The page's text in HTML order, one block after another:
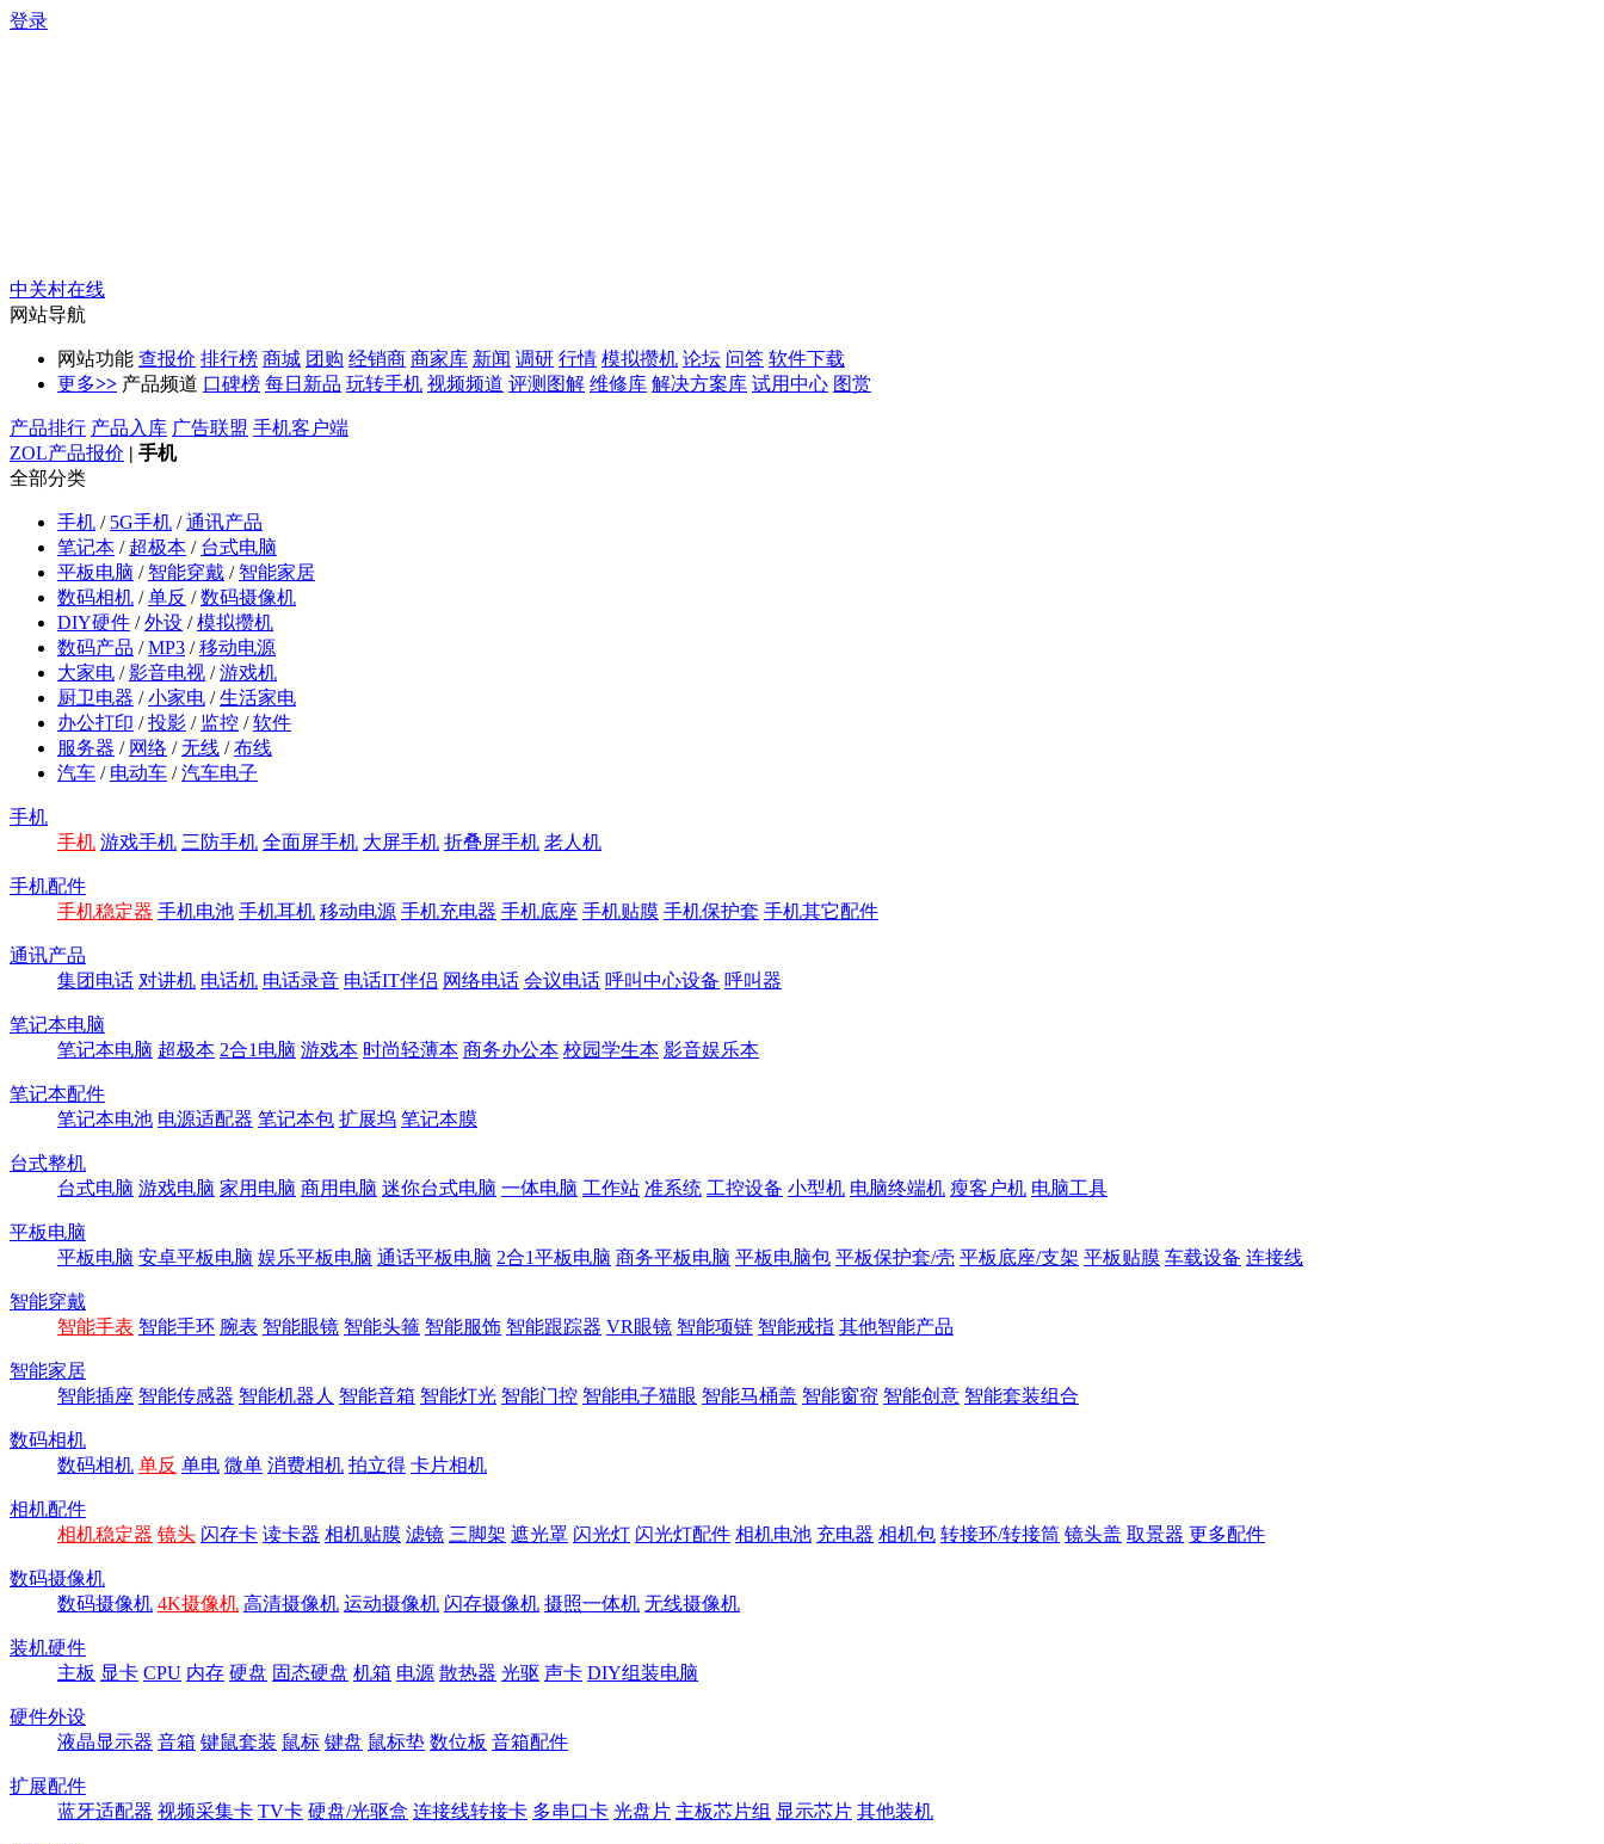
登录
中关村在线
网站导航
网站功能 查报价 排行榜 商城 团购 经销商 商家库 新闻 调研 行情 模拟攒机 论坛 问答 软件下载
更多>> 产品频道 口碑榜 每日新品 玩转手机 视频频道 评测图解 维修库 解决方案库 试用中心 图赏
产品排行 产品入库 广告联盟 手机客户端
ZOL产品报价 | 手机
全部分类
手机 / 5G手机 /通讯产品
笔记本 / 超极本 / 台式电脑
平板电脑 / 智能穿戴 / 智能家居
数码相机 /单反 /数码摄像机
DIY硬件 /外设 /模拟攒机
数码产品 /MP3 /移动电源
大家电 /影音电视 /游戏机
厨卫电器 /小家电 /生活家电
办公打印 /投影 / 监控 /软件
服务器 / 网络 /无线 /布线
汽车 / 电动车 /汽车电子
手机
手机 游戏手机 三防手机 全面屏手机 大屏手机 折叠屏手机 老人机
手机配件
手机稳定器 手机电池 手机耳机 移动电源 手机充电器 手机底座 手机贴膜 手机保护套 手机其它配件
通讯产品
集团电话 对讲机 电话机 电话录音 电话IT伴侣 网络电话 会议电话 呼叫中心设备 呼叫器
笔记本电脑
笔记本电脑 超极本 2合1电脑 游戏本 时尚轻薄本 商务办公本 校园学生本 影音娱乐本
笔记本配件
笔记本电池 电源适配器 笔记本包 扩展坞 笔记本膜
台式整机
台式电脑 游戏电脑 家用电脑 商用电脑 迷你台式电脑 一体电脑 工作站 准系统 工控设备 小型机 电脑终端机 瘦客户机 电脑工具
平板电脑
平板电脑 安卓平板电脑 娱乐平板电脑 通话平板电脑 2合1平板电脑 商务平板电脑 平板电脑包 平板保护套/壳 平板底座/支架 平板贴膜 车载设备 连接线
智能穿戴
智能手表 智能手环 腕表 智能眼镜 智能头箍 智能服饰 智能跟踪器 VR眼镜 智能项链 智能戒指 其他智能产品
智能家居
智能插座 智能传感器 智能机器人 智能音箱 智能灯光 智能门控 智能电子猫眼 智能马桶盖 智能窗帘 智能创意 智能套装组合
数码相机
数码相机 单反 单电 微单 消费相机 拍立得 卡片相机
相机配件
相机稳定器 镜头 闪存卡 读卡器 相机贴膜 滤镜 三脚架 遮光罩 闪光灯 闪光灯配件 相机电池 充电器 相机包 转接环/转接筒 镜头盖 取景器 更多配件
数码摄像机
数码摄像机 4K摄像机 高清摄像机 运动摄像机 闪存摄像机 摄照一体机 无线摄像机
装机硬件
主板 显卡 CPU 内存 硬盘 固态硬盘 机箱 电源 散热器 光驱 声卡 DIY组装电脑
硬件外设
液晶显示器 音箱 键鼠套装 鼠标 键盘 鼠标垫 数位板 音箱配件
扩展配件
蓝牙适配器 视频采集卡 TV卡 硬盘/光驱盒 连接线转接卡 多串口卡 光盘片 主板芯片组 显示芯片 其他装机